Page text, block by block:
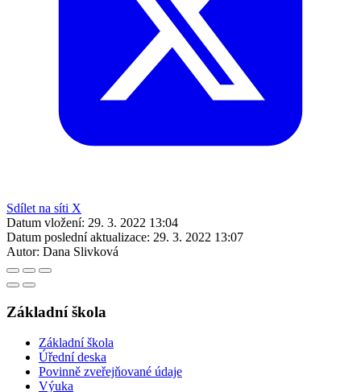
Sdílet na síti X
Datum vložení: 29. 3. 2022 13:04
Datum poslední aktualizace: 29. 3. 2022 13:07
Autor: Dana Slivková
Základní škola
Základní škola
Úřední deska
Povinně zveřejňované údaje
Výuka